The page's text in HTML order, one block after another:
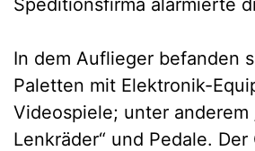
In dem Auflieger befanden
Paletten mit Elektronik-
Videospiele; unter anderem
Lenkräder“ und Pedale. Der